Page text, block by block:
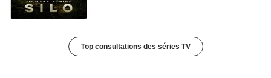
Top consultations des séries TV